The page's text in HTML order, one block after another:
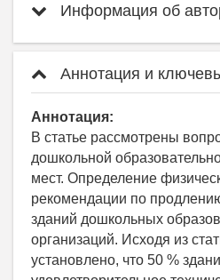
Информация об
Аннотация и
Аннотация:
В статье рассмотрены
дошкольной
мест. Определение
рекомендации по
зданий дошкольных
организаций. Исходя из
установлено, что 50 %